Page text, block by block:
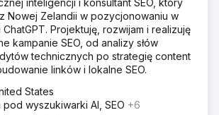
Nowej Zelandii w pozycjonowaniu w
Projektuję, rozwijam i realizuję
kampanie SEO, od analizy słów
technicznych po strategię content
linków i lokalne SEO.
States
wyszukiwarki AI, SEO +6